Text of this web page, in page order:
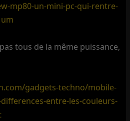
mp80-un-mini-pc-qui-rentre-
tous de la même puissance,
gadgets-techno/mobile-
entre-les-couleurs-